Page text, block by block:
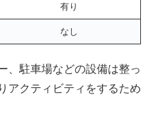
有り
なし
、駐車場などの設備は整っ
アクティビティをするため